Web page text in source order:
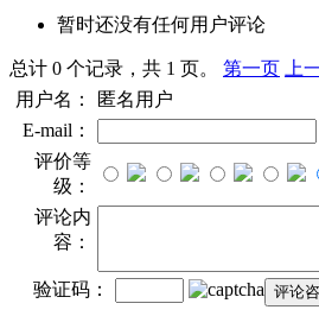
暂时还没有任何用户评论
总计 0 个记录，共 1 页。 第一页 上
用户名：
匿名用户
E-mail：
评价等
级：
评论内
容：
验证码：